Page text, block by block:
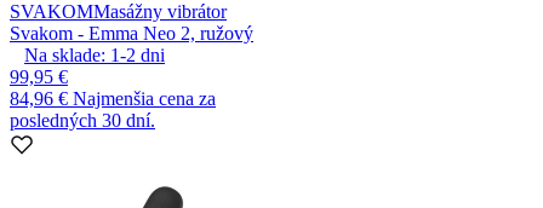
SVAKOMMasážny vibrátor
Svakom - Emma Neo 2, ružový
Na sklade: 1-2 dni
99,95 €
84,96 € Najmenšia cena za
posledných 30 dní.